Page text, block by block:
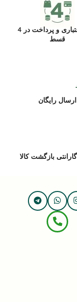
خرید اعتباری و پرداخت در 4
قسط
ارسال رایگان